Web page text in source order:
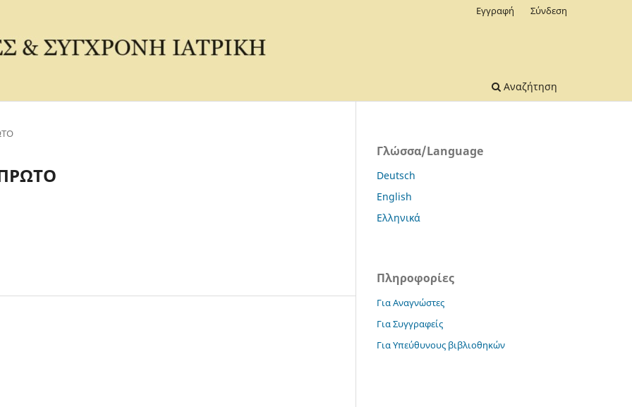
Αναζήτηση
Εγγραφή Σύνδεση
Γλώσσα/Language
Deutsch
English
Ελληνικά
Πληροφορίες
Για Αναγνώστες
Για Συγγραφείς
Για Υπεύθυνους βιβλιοθηκών